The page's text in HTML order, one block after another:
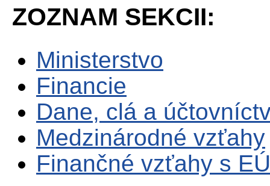
ZOZNAM SEKCII:
Ministerstvo
Financie
Dane, clá a
Medzinárodné vzťahy
Finančné vzťahy s EÚ